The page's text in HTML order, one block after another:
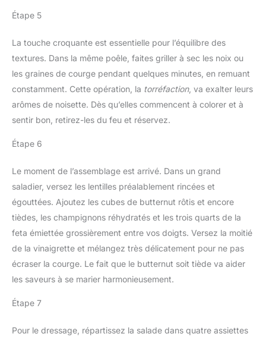
Étape 5
La touche croquante est essentielle pour l’équilibre des
textures. Dans la même poêle, faites griller à sec les noix ou
les graines de courge pendant quelques minutes, en remuant
constamment. Cette opération, la torréfaction, va exalter leurs
arômes de noisette. Dès qu’elles commencent à colorer et à
sentir bon, retirez-les du feu et réservez.
Étape 6
Le moment de l’assemblage est arrivé. Dans un grand
saladier, versez les lentilles préalablement rincées et
égouttées. Ajoutez les cubes de butternut rôtis et encore
tièdes, les champignons réhydratés et les trois quarts de la
feta émiettée grossièrement entre vos doigts. Versez la moitié
de la vinaigrette et mélangez très délicatement pour ne pas
écraser la courge. Le fait que le butternut soit tiède va aider
les saveurs à se marier harmonieusement.
Étape 7
Pour le dressage, répartissez la salade dans quatre assiettes